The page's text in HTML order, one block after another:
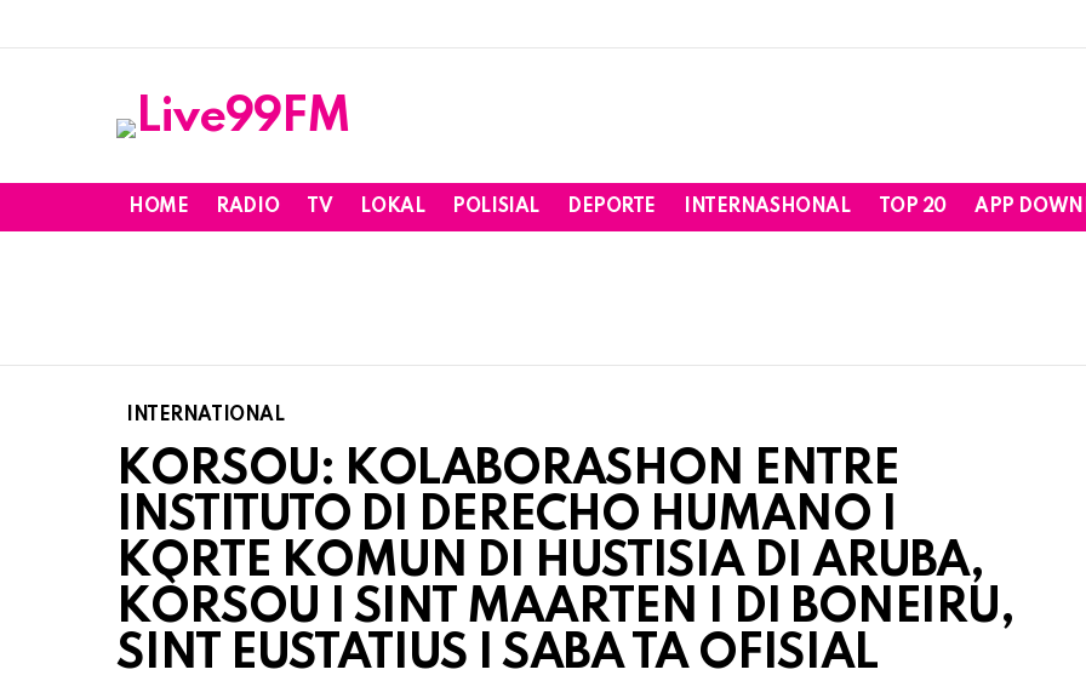
HOME RADIO TV LOKAL POLISIAL DEPORTE INTERNASHONAL TOP 20 APP
INTERNATIONAL
KORSOU: KOLABORASHON ENTRE
INSTITUTO DI DERECHO HUMANO I
KORTE KOMUN DI HUSTISIA DI ARUBA,
KÒRSOU I SINT MAARTEN I DI BONEIRU,
SINT EUSTATIUS I SABA TA OFISIAL